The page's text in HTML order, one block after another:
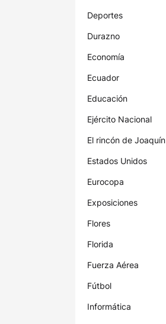
Deportes
Durazno
Economía
Ecuador
Educación
Ejército Nacional
El rincón de Joaquín
Estados Unidos
Eurocopa
Exposiciones
Flores
Florida
Fuerza Aérea
Fútbol
Informática